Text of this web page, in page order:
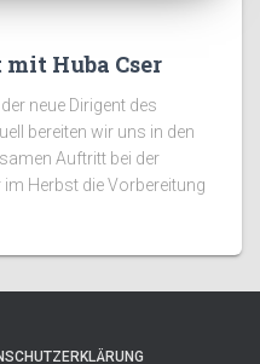
Huba Cser
neue Dirigent des
bereiten wir uns in den
Auftritt bei der
Herbst die Vorbereitung